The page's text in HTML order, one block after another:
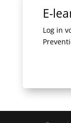
E-
Log in